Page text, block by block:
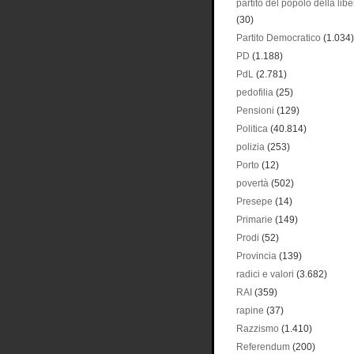
partito del popolo della
(30)
Partito Democratico (1.034)
PD (1.188)
PdL (2.781)
pedofilia (25)
Pensioni (129)
Politica (40.814)
polizia (253)
Porto (12)
povertà (502)
Presepe (14)
Primarie (149)
Prodi (52)
Provincia (139)
radici e valori (3.682)
RAI (359)
rapine (37)
Razzismo (1.410)
Referendum (200)